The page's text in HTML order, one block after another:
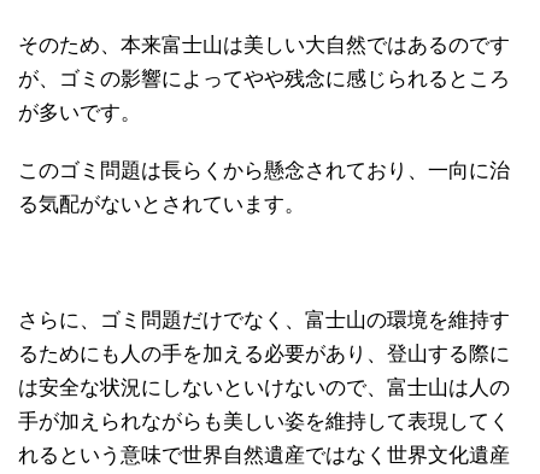
そのため、本来富士山は美しい大自然ではあるのです
が、ゴミの影響によってやや残念に感じられるところ
が多いです。
このゴミ問題は長らくから懸念されており、一向に治
る気配がないとされています。
さらに、ゴミ問題だけでなく、富士山の環境を維持す
るためにも人の手を加える必要があり、登山する際に
は安全な状況にしないといけないので、富士山は人の
手が加えられながらも美しい姿を維持して表現してく
れるという意味で世界自然遺産ではなく世界文化遺産